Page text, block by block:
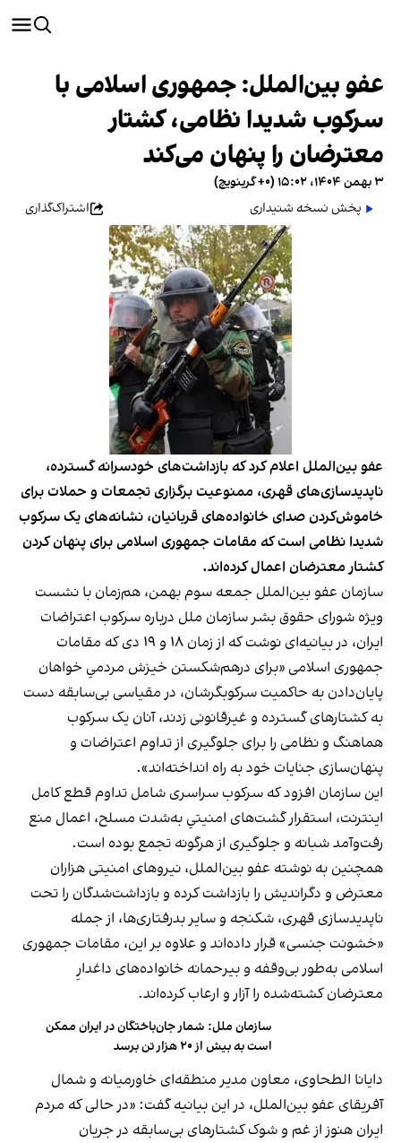
عفو بین‌الملل: جمهوری اسلامی با
سرکوب شدیدا نظامی‌، کشتار
معترضان را پنهان می‌کند
۳ بهمن ۱۴۰۴، ۱۵:۰۲ (‎+۰ گرینویچ)
پخش نسخه شنیداری
اشتراک‌گذاری
عفو بین‌الملل اعلام کرد که بازداشت‌های خودسرانه گسترده،
ناپدیدسازی‌های قهری، ممنوعیت برگزاری تجمعات و حملات برای
خاموش‌کردن صدای خانواده‌های قربانیان، نشانه‌های یک سرکوب
شدیدا نظامی‌ است که مقامات جمهوری اسلامی برای پنهان کردن
کشتار معترضان اعمال کرده‌اند.
سازمان عفو بین‌الملل جمعه سوم بهمن، هم‌زمان با نشست
ویژه شورای حقوق بشر سازمان ملل درباره سرکوب اعتراضات
ایران، در بیانیه‌ای نوشت که از زمان ۱۸ و ۱۹ دی که مقامات
جمهوری اسلامی «برای درهم‌شکستن خیزش مردمیِ خواهان
پایان‌دادن به حاکمیت سرکوبگرشان، در مقیاسی بی‌سابقه دست
به کشتارهای گسترده و غیرقانونی زدند، آنان یک سرکوب
هماهنگ و نظامی‌ را برای جلوگیری از تداوم اعتراضات و
پنهان‌سازی جنایات خود به راه انداخته‌اند».
این سازمان افزود که سرکوب سراسری شامل تداوم قطع کامل
اینترنت، استقرار گشت‌های امنیتیِ به‌شدت مسلح، اعمال منع
رفت‌وآمد شبانه و جلوگیری از هرگونه تجمع بوده است.
همچنین به نوشته عفو بین‌الملل، نیروهای امنیتی هزاران
معترض و دگراندیش را بازداشت کرده و بازداشت‌شدگان را تحت
ناپدیدسازی قهری، شکنجه و سایر بدرفتاری‌ها، از جمله
«خشونت جنسی» قرار داده‌اند و علاوه بر این، مقامات جمهوری
اسلامی به‌طور بی‌وقفه و بیرحمانه خانواده‌های داغدارِ
معترضان کشته‌شده را آزار و ارعاب کرده‌اند.
سازمان ملل: شمار جان‌باختگان در ایران ممکن
است به بیش از ۲۰ هزار تن برسد
دایانا الطحاوی، معاون مدیر منطقه‌ای خاورمیانه و شمال
آفریقای عفو بین‌الملل، در این بیانیه گفت: «در حالی که مردم
ایران هنوز از غم و شوک کشتارهای بی‌سابقه در جریان